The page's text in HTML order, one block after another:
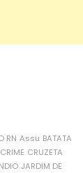
RN Assu BATATA
CRIME CRUZETA
JARDIM DE